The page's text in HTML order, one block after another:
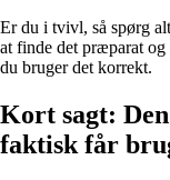
Er du i tvivl, så spørg
at finde det præparat og
du bruger det korrekt.
Kort sagt:
faktisk får